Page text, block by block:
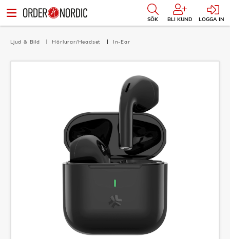
SÖK BLI KUND LOGGA IN
Ljud & Bild Hörlurar/Headset In-Ear